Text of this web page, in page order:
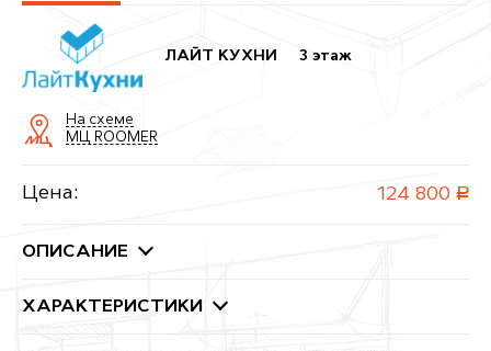
ЛАЙТ КУХНИ 3 этаж
На схеме
МЦ ROOMER
Цена: 124 800 руб.
ОПИСАНИЕ
ХАРАКТЕРИСТИКИ